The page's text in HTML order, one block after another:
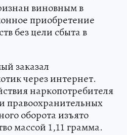
виновным в
приобретение
без цели сбыта в
заказал
через интернет.
наркопотребителя
правоохранительных
оборота изъято
массой 1,11 грамма.